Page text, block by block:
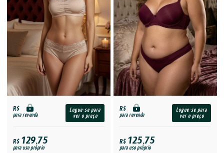
R$
para revenda
Logue-se para
ver o preço
R$129,75
para uso próprio
R$
para revenda
Logue-se para
ver o preço
R$125,75
para uso próprio